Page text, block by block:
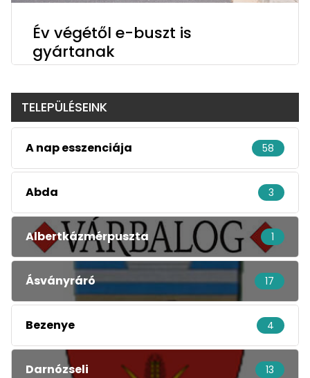
Év végétől e-buszt is
gyártanak
TELEPÜLÉSEINK
A nap esszenciája 58
Abda 3
Albertkázmérpuszta 1
Ásványráró 17
Bezenye 4
Darnózseli 13